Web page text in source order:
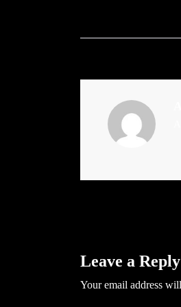
Leave a Reply
Your email address